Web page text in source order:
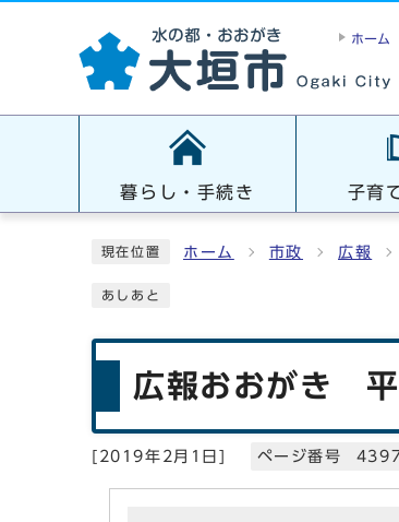
ホーム
暮らし・手続き 子育
現在位置 ホーム 市政 広報
あしあと
広報おおがき
2019年2月1日 ページ番号